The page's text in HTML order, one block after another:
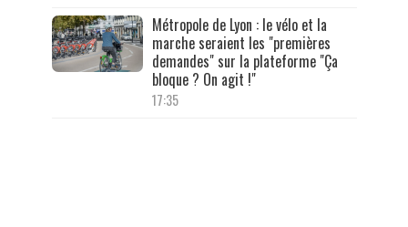
Métropole de Lyon : le vélo et la
marche seraient les "premières
demandes" sur la plateforme "Ça
bloque ? On agit !"
17:35